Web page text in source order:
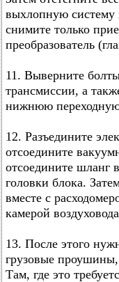
выхлопную систему
снимите только
преобразователь
11. Выверните
трансмиссии, а
нижнюю переходную
12. Разъедините
отсоедините
отсоедините шланг
головки блока.
вместе с
камерой
13. После этого
грузовые
Там, где это